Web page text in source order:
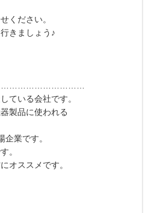
ください。
きましょう♪
ている会社です。
製品に使われる
業です。
。
オススメです。